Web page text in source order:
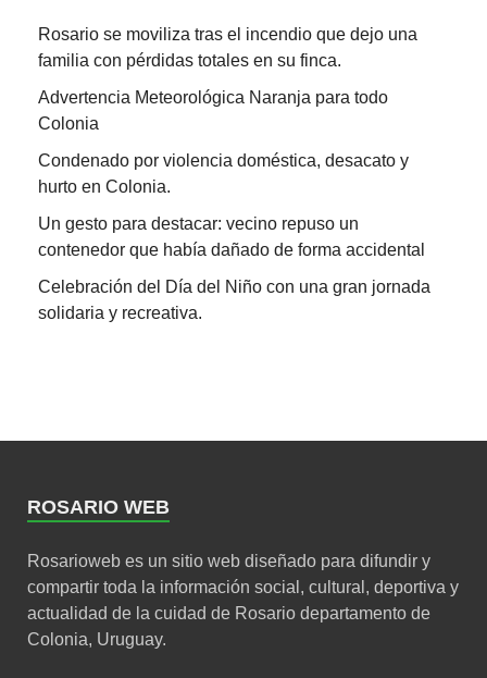
Rosario se moviliza tras el incendio que dejo una
familia con pérdidas totales en su finca.
Advertencia Meteorológica Naranja para todo
Colonia
Condenado por violencia doméstica, desacato y
hurto en Colonia.
Un gesto para destacar: vecino repuso un
contenedor que había dañado de forma accidental
Celebración del Día del Niño con una gran jornada
solidaria y recreativa.
ROSARIO WEB
Rosarioweb es un sitio web diseñado para difundir y
compartir toda la información social, cultural, deportiva y
actualidad de la cuidad de Rosario departamento de
Colonia, Uruguay.